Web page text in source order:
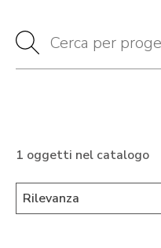
1 oggetti nel catalogo